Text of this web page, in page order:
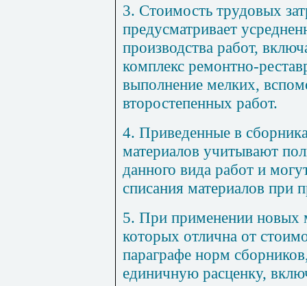
3. Стоимость трудовых
предусматривает
производства работ,
комплекс ремонтно-
выполнение мелких,
второстепенных работ.
4. Приведенные в
материалов учитывают
данного вида работ и
списания материалов при
5. При применении новых
которых отлична от
параграфе норм
единичную расценку,